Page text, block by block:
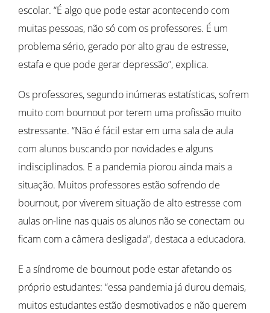
escolar. “É algo que pode estar acontecendo com
muitas pessoas, não só com os professores. É um
problema sério, gerado por alto grau de estresse,
estafa e que pode gerar depressão”, explica.
Os professores, segundo inúmeras estatísticas, sofrem
muito com bournout por terem uma profissão muito
estressante. “Não é fácil estar em uma sala de aula
com alunos buscando por novidades e alguns
indisciplinados. E a pandemia piorou ainda mais a
situação. Muitos professores estão sofrendo de
bournout, por viverem situação de alto estresse com
aulas on-line nas quais os alunos não se conectam ou
ficam com a câmera desligada”, destaca a educadora.
E a síndrome de bournout pode estar afetando os
próprio estudantes: “essa pandemia já durou demais,
muitos estudantes estão desmotivados e não querem